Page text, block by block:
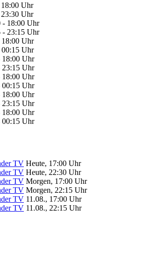
Uhr
Uhr
- 18:00 Uhr
- 23:15 Uhr
18:00 Uhr
00:15 Uhr
18:00 Uhr
23:15 Uhr
18:00 Uhr
00:15 Uhr
18:00 Uhr
23:15 Uhr
18:00 Uhr
00:15 Uhr
TV Heute, 17:00 Uhr
TV Heute, 22:30 Uhr
TV Morgen, 17:00 Uhr
TV Morgen, 22:15 Uhr
TV 11.08., 17:00 Uhr
TV 11.08., 22:15 Uhr